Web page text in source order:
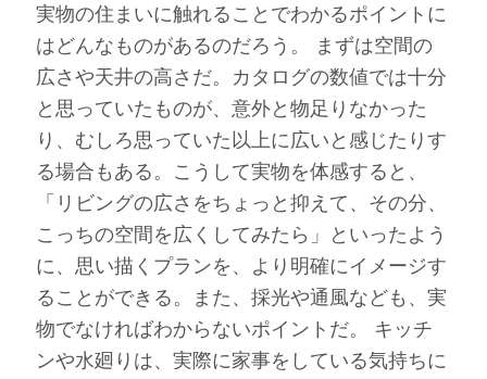
実物の住まいに触れることでわかるポイントに
はどんなものがあるのだろう。 まずは空間の
広さや天井の高さだ。カタログの数値では十分
と思っていたものが、意外と物足りなかった
り、むしろ思っていた以上に広いと感じたりす
る場合もある。こうして実物を体感すると、
「リビングの広さをちょっと抑えて、その分、
こっちの空間を広くしてみたら」といったよう
に、思い描くプランを、より明確にイメージす
ることができる。また、採光や通風なども、実
物でなければわからないポイントだ。 キッチ
ンや水廻りは、実際に家事をしている気持ちに